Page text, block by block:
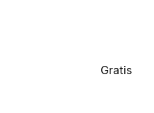
Gratis